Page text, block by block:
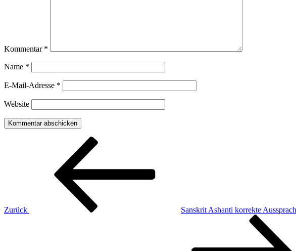
Kommentar *
Name *
E-Mail-Adresse *
Website
Beitragsnavigation
Zurück
Sanskrit Ashanti korrekte